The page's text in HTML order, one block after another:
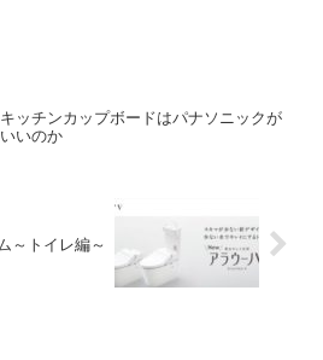
キッチンカップボードはパナソニックが
いいのか
～トイレ編～